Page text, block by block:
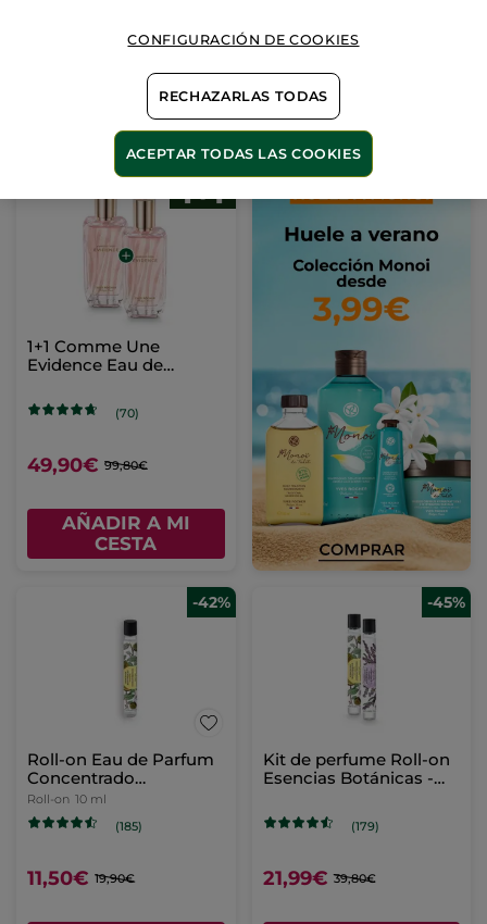
AÑADIR A MI
CESTA
28,99€
AÑADIR A MI
CESTA
1+1 Comme Une
Evidence Eau de
(70)
49,90€ 99,80€
AÑADIR A MI
CESTA
-42%
Roll-on Eau de Parfum
Concentrado
Energizante
Roll-on 10 ml
(185)
11,50€ 19,90€
-45%
Kit de perfume Roll-on
Esencias Botánicas -
(179)
21,99€ 39,80€
CONFIGURACIÓN DE COOKIES
RECHAZARLAS TODAS
ACEPTAR TODAS LAS COOKIES